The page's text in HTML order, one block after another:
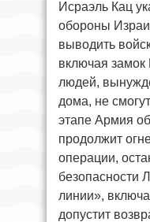
Исраэль Кац
обороны
выводить
включая замок
людей,
дома, не
этапе Армия
продолжит
операции,
безопасности
линии»,
допустит